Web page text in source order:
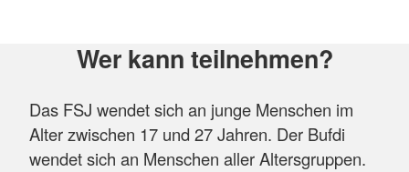
Wer kann teilnehmen?
Das FSJ wendet sich an junge Menschen im
Alter zwischen 17 und 27 Jahren. Der Bufdi
wendet sich an Menschen aller Altersgruppen.